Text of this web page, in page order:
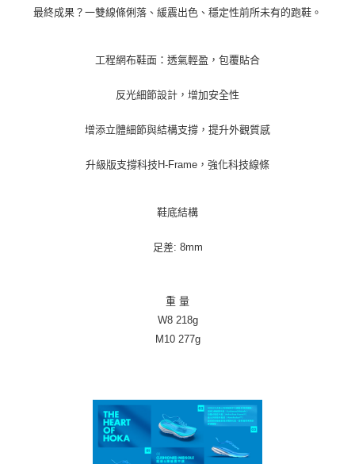
最終成果？一雙線條俐落、緩震出色、穩定性前所未有的跑鞋。
工程網布鞋面：透氣輕盈，包覆貼合
反光細節設計，增加安全性
增添立體細節與結構支撐，提升外觀質感
升級版支撐科技H-Frame，強化科技線條
鞋底結構
足差: 8mm
重 量
W8 218g
M10 277g